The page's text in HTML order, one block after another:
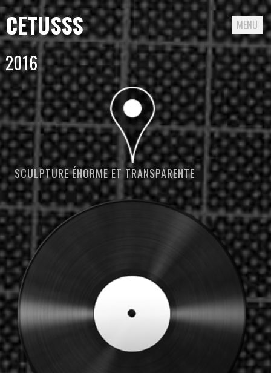
CETUSSS MENU
Passer
directement
au
contenu
2016
SCULPTURE ÉNORME ET TRANSPARENTE